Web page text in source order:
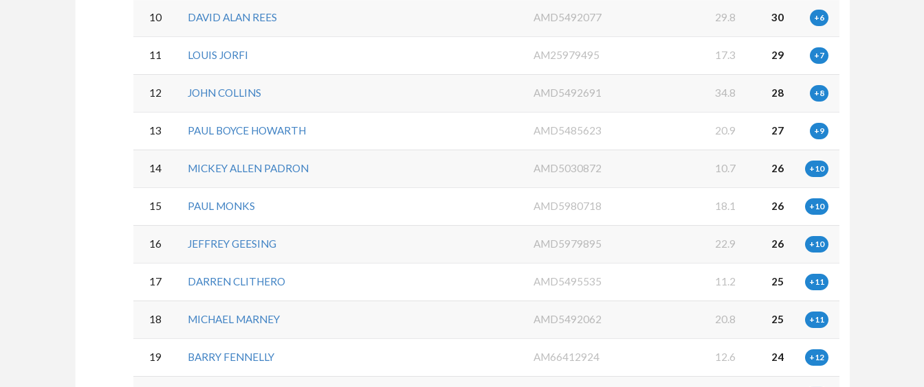
10 DAVID ALAN REES AMD5492077 29.8 30 +6
11 LOUIS JORFI AM25979495 17.3 29 +7
12 JOHN COLLINS AMD5492691 34.8 28 +8
13 PAUL BOYCE HOWARTH AMD5485623 20.9 27 +9
14 MICKEY ALLEN PADRON AMD5030872 10.7 26 +10
15 PAUL MONKS AMD5980718 18.1 26 +10
16 JEFFREY GEESING AMD5979895 22.9 26 +10
17 DARREN CLITHERO AMD5495535 11.2 25 +11
18 MICHAEL MARNEY AMD5492062 20.8 25 +11
19 BARRY FENNELLY AM66412924 12.6 24 +12